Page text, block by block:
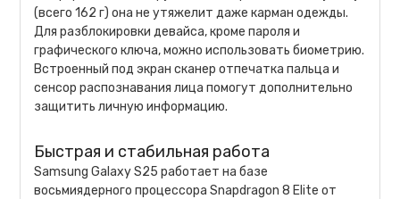
(всего 162 г) она не утяжелит даже карман одежды.
Для разблокировки девайса, кроме пароля и
графического ключа, можно использовать биометрию.
Встроенный под экран сканер отпечатка пальца и
сенсор распознавания лица помогут дополнительно
защитить личную информацию.
Быстрая и стабильная работа
Samsung Galaxy S25 работает на базе
восьмиядерного процессора Snapdragon 8 Elite от